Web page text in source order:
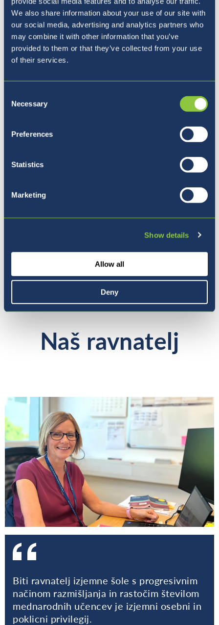
We also share information about your use of our site with
our social media, advertising and analytics partners who
may combine it with other information that you’ve
provided to them or that they’ve collected from your use
of their services.
Selection
Necessary
Preferences
Statistics
Marketing
Show details
Allow all
Deny
Nekaj ključnih informacij o našem lepem
mestuVeč informacij...
Prvi šolski dan
seboj na prvi šolski danVeč informacij...
Naš ravnatelj
Biti ravnatelj izjemne šole s progresivnim
načinom razmišljanja in rastočim številom
mednarodnih učencev je izjemni osebni in
poklicni privilegij.